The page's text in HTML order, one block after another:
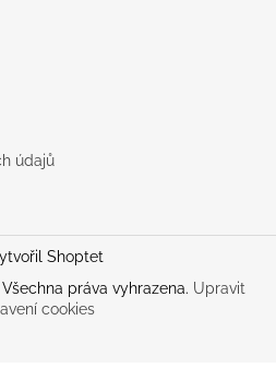
údajů
Shoptet
Všechna práva vyhrazena. Upravit
cookies